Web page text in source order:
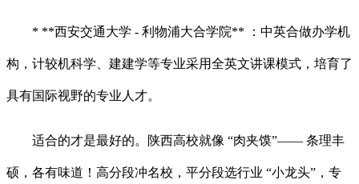
* **西安交通大学 - 利物浦大合学院** ：中英合做办学机
构，计较机科学、建建学等专业采用全英文讲课模式，培育了
具有国际视野的专业人才。
适合的才是最好的。陕西高校就像 “肉夹馍”—— 条理丰
硕，各有味道！高分段冲名校，平分段选行业 “小龙头”，专